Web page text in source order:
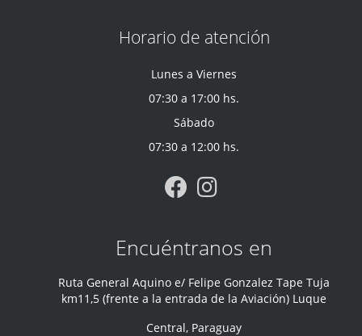
Horario de atención
Lunes a Viernes
07:30 a 17:00 hs.
Sábado
07:30 a 12:00 hs.
Encuéntranos en
Ruta General Aquino e/ Felipe Gonzalez Tape Tuja
km11,5 (frente a la entrada de la Aviación) Luque
Central, Paraguay